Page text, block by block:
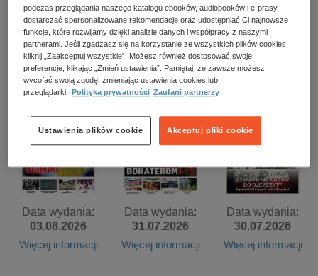
polityka, społeczno-informacyjne
psychologiczne
inne
popularno-naukowe
historia
Data wydania:
06.08.2026
Więcej informacji
Data wydania:
05.08.2026
Więcej informacji
Data wydania:
04.08.2026
Więcej informacji
Data wydania:
03.08.2026
Więcej informacji
Data wydania:
31.07.2026
Więcej informacji
Data wydania:
30.07.2026
Więcej informacji
podczas przeglądania naszego katalogu ebooków, audiobooków i e-prasy,
dostarczać spersonalizowane rekomendacje oraz udostępniać Ci najnowsze
funkcje, które rozwijamy dzięki analizie danych i współpracy z naszymi
partnerami. Jeśli zgadzasz się na korzystanie ze wszystkich plików cookies,
kliknij „Zaakceptuj wszystkie”. Możesz również dostosować swoje
preferencje, klikając „Zmień ustawienia”. Pamiętaj, że zawsze możesz
wycofać swoją zgodę, zmieniając ustawienia cookies lub
przeglądarki.
Polityka prywatności Zaufani partnerzy
Akceptuj pliki cookie
Ustawienia plików cookie